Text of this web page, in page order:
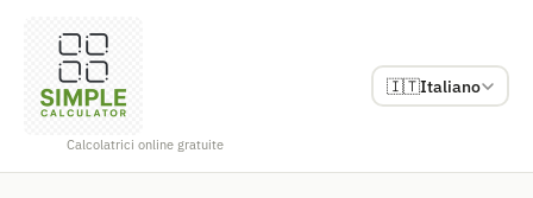
Calcolatrici online gratuite
🇮🇹Italiano